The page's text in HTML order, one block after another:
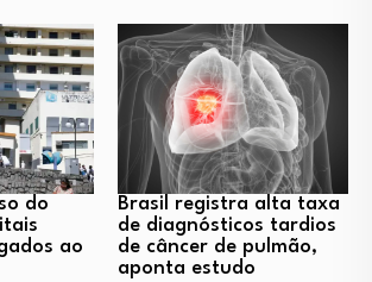
do
ao
Brasil registra alta taxa
de diagnósticos tardios
de câncer de pulmão,
aponta estudo